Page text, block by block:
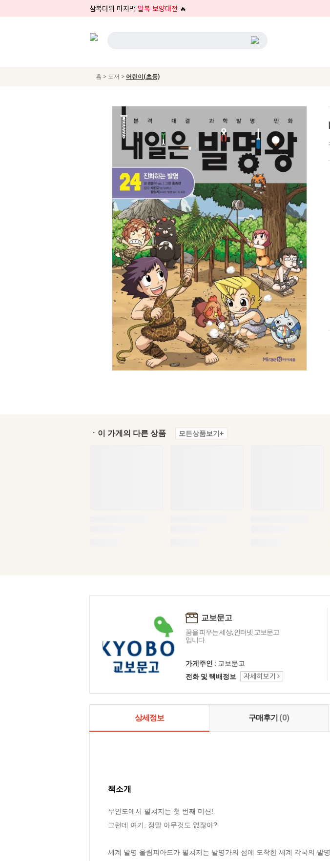
삼복더위 마지막 말복 보양대전 🔥
홈 > 도서 > 어린이(초등)
ㆍ이 가게의 다른 상품 모든상품보기+
교보문고
꿈을 피우는 세상, 인터넷 교보문고
입니다.
가게주인 : 교보문고
전화 및 택배정보
상세정보 구매후기 (0)
책소개
무인도에서 펼쳐지는 첫 번째 미션!
그런데 여기, 정말 아무것도 없잖아?
세계 발명 올림피아드가 펼쳐지는 발명가의 섬에 도착한 세계 각국의 발